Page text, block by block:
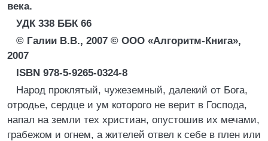
века.
УДК 338 ББК 66
© Галии В.В., 2007 © ООО «Алгоритм-Книга»,
2007
ISBN 978-5-9265-0324-8
Народ проклятый, чужеземный, далекий от Бога,
отродье, сердце и ум которого не верит в Господа,
напал на земли тех христиан, опустошив их мечами,
грабежом и огнем, а жителей отвел к себе в плен или